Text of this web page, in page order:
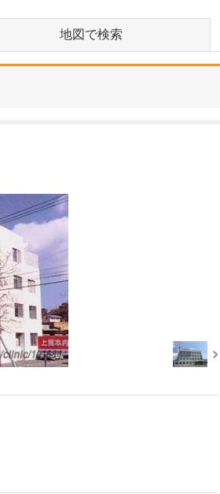
地図で検索
やすくお伝えできること
が、当院の強みだと思い
ます。糖尿病の本当の怖
さは、糖尿病が進行して